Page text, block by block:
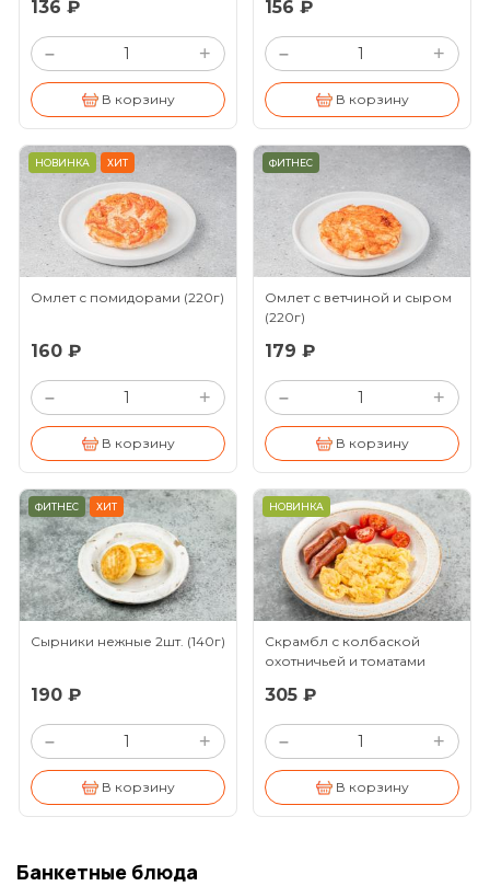
136 ₽
– +
В корзину
156 ₽
– +
В корзину
НОВИНКА ХИТ
Омлет с помидорами (220г)
160 ₽
– +
В корзину
ФИТНЕС
Омлет с ветчиной и сыром
(220г)
179 ₽
– +
В корзину
ФИТНЕС ХИТ
Сырники нежные 2шт. (140г)
190 ₽
– +
В корзину
НОВИНКА
Скрамбл с колбаской
охотничьей и томатами
305 ₽
– +
В корзину
Банкетные блюда